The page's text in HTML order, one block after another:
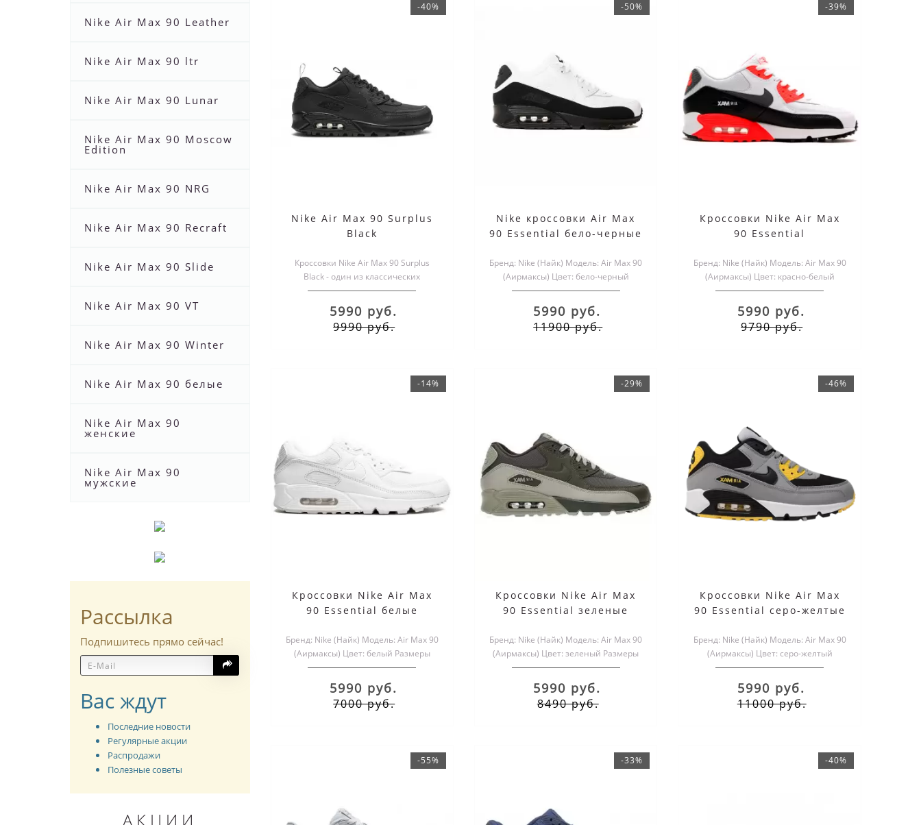
Nike Air Max 90 Leather
Nike Air Max 90 ltr
Nike Air Max 90 Lunar
Nike Air Max 90 Moscow
Edition
Nike Air Max 90 NRG
Nike Air Max 90 Recraft
Nike Air Max 90 Slide
Nike Air Max 90 VT
Nike Air Max 90 Winter
Nike Air Max 90 белые
Nike Air Max 90
женские
Nike Air Max 90
мужские
Рассылка
Подпишитесь прямо сейчас!
Вас ждут
Последние новости
Регулярные акции
Распродажи
Полезные советы
АКЦИИ
-40%
Nike Air Max 90 Surplus
Black
Кроссовки Nike Air Max 90 Surplus
Black - один из классических
силуэтов, пользующихся спросом у
проф..
5990 руб.
9990 руб.
-50%
Nike кроссовки Air Max
90 Essential бело-черные
Бренд: Nike (Найк) Модель: Air Max 90
(Аирмаксы) Цвет: бело-черный
Размеры обуви: мужские и..
5990 руб.
11900 руб.
-39%
Кроссовки Nike Air Max
90 Essential
Бренд: Nike (Найк) Модель: Air Max 90
(Аирмаксы) Цвет: красно-белый
Размеры обуви: мужские ..
5990 руб.
9790 руб.
-14%
Кроссовки Nike Air Max
90 Essential белые
Бренд: Nike (Найк) Модель: Air Max 90
(Аирмаксы) Цвет: белый Размеры
обуви: мужские и женск..
5990 руб.
7000 руб.
-29%
Кроссовки Nike Air Max
90 Essential зеленые
Бренд: Nike (Найк) Модель: Air Max 90
(Аирмаксы) Цвет: зеленый Размеры
обуви: мужские и жен..
5990 руб.
8490 руб.
-46%
Кроссовки Nike Air Max
90 Essential серо-желтые
Бренд: Nike (Найк) Модель: Air Max 90
(Аирмаксы) Цвет: серо-желтый
Размеры обуви: мужские и..
5990 руб.
11000 руб.
-55% -33% -40%